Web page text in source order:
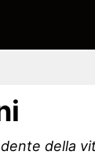
della